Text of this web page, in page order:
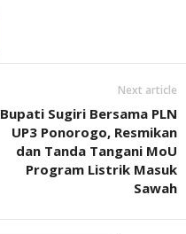
Next article
Bupati Sugiri Bersama PLN
UP3 Ponorogo, Resmikan
dan Tanda Tangani MoU
Program Listrik Masuk
Sawah